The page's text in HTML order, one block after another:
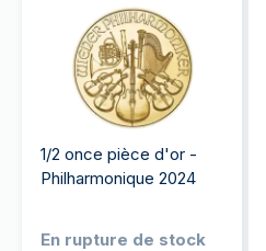
1/2 once pièce d'or -
Philharmonique 2024
En rupture de stock